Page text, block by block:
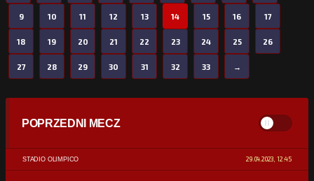
9 10 11 12 13 14 15 16 17
18 19 20 21 22 23 24 25 26
27 28 29 30 31 32 33 →
POPRZEDNI MECZ
STADIO OLIMPICO 29.04.2023, 12:45